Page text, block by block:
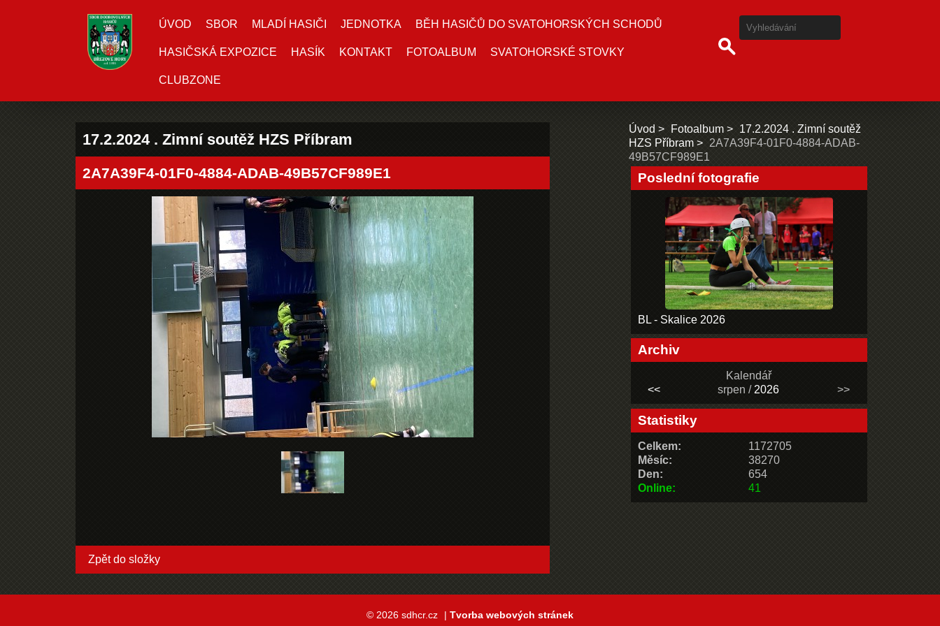
ÚVOD SBOR MLADÍ HASIČI JEDNOTKA BĚH HASIČŮ DO SVATOHORSKÝCH SCHODŮ
HASIČSKÁ EXPOZICE HASÍK KONTAKT FOTOALBUM SVATOHORSKÉ STOVKY
CLUBZONE
17.2.2024 . Zimní soutěž HZS Příbram
2A7A39F4-01F0-4884-ADAB-49B57CF989E1
Zpět do složky
Úvod Fotoalbum
17.2.2024 . Zimní soutěž
HZS Příbram
2A7A39F4-01F0-4884-ADAB-
49B57CF989E1
Poslední fotografie
BL - Skalice 2026
Archiv
Kalendář
<<
srpen / 2026 >>
Statistiky
Online: 41
Celkem:
1172705
Měsíc:
38270
Den:
654
© 2026 sdhcr.cz | Tvorba webových stránek